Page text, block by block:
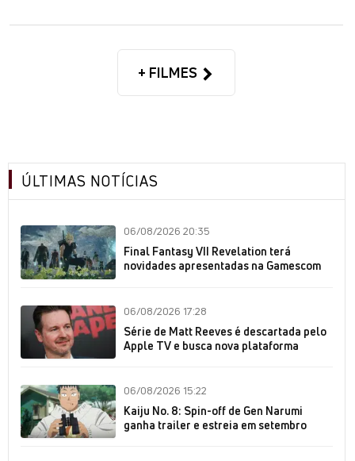
+ FILMES
ÚLTIMAS NOTÍCIAS
06/08/2026 20:35
Final Fantasy VII Revelation terá
novidades apresentadas na Gamescom
06/08/2026 17:28
Série de Matt Reeves é descartada pelo
Apple TV e busca nova plataforma
06/08/2026 15:22
Kaiju No. 8: Spin-off de Gen Narumi
ganha trailer e estreia em setembro